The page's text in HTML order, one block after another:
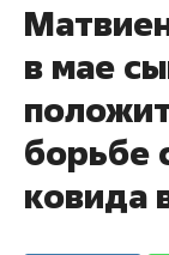
в мае
борьбе
ковида